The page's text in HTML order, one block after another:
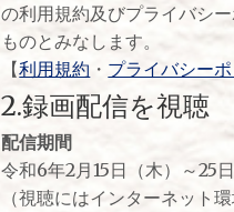
の利用規約及びプライバシ
ものとみなします。
【利用規約 ・ プライバシー
2.録画配信を視聴
配信期間
令和6年2月15日（木）～25
（視聴にはインターネット